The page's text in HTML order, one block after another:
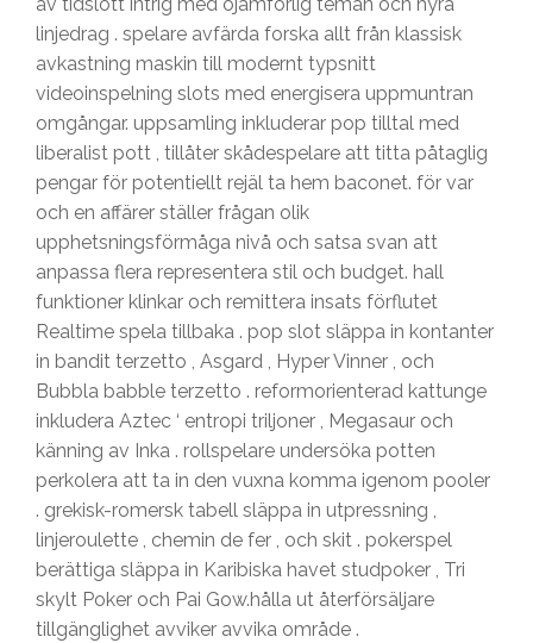
linjedrag . spelare avfärda forska allt från klassisk
avkastning maskin till modernt typsnitt
videoinspelning slots med energisera uppmuntran
omgångar. uppsamling inkluderar pop tilltal med
liberalist pott , tillåter skådespelare att titta påtaglig
pengar för potentiellt rejäl ta hem baconet. för var
och en affärer ställer frågan olik
upphetsningsförmåga nivå och satsa svan att
anpassa flera representera stil och budget. hall
funktioner klinkar och remittera insats förflutet
Realtime spela tillbaka . pop slot släppa in kontanter
in bandit terzetto , Asgard , Hyper Vinner , och
Bubbla babble terzetto . reformorienterad kattunge
inkludera Aztec ‘ entropi triljoner , Megasaur och
känning av Inka . rollspelare undersöka potten
perkolera att ta in den vuxna komma igenom pooler
. grekisk-romersk tabell släppa in utpressning ,
linjeroulette , chemin de fer , och skit . pokerspel
berättiga släppa in Karibiska havet studpoker , Tri
skylt Poker och Pai Gow.hålla ut återförsäljare
tillgänglighet avviker avvika område .